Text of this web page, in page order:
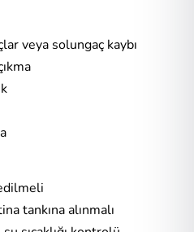
veya solungaç kaybı
tankına alınmalı